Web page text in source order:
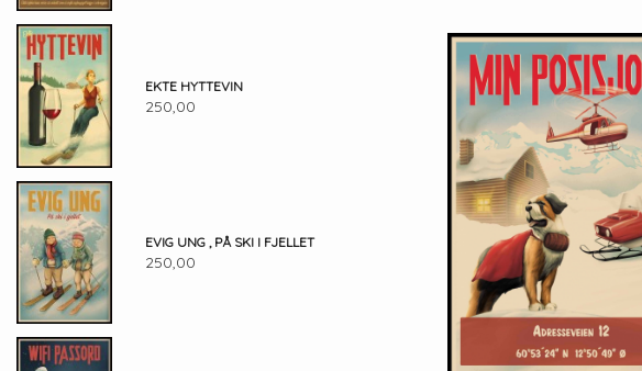
LES MER
EKTE HYTTEVIN
250,00
EVIG UNG , PÅ SKI I FJELLET
250,00